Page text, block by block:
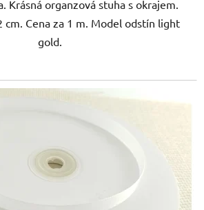
Krásná organzová stuha s okrajem.
cm. Cena za 1 m. Model odstín light
gold.